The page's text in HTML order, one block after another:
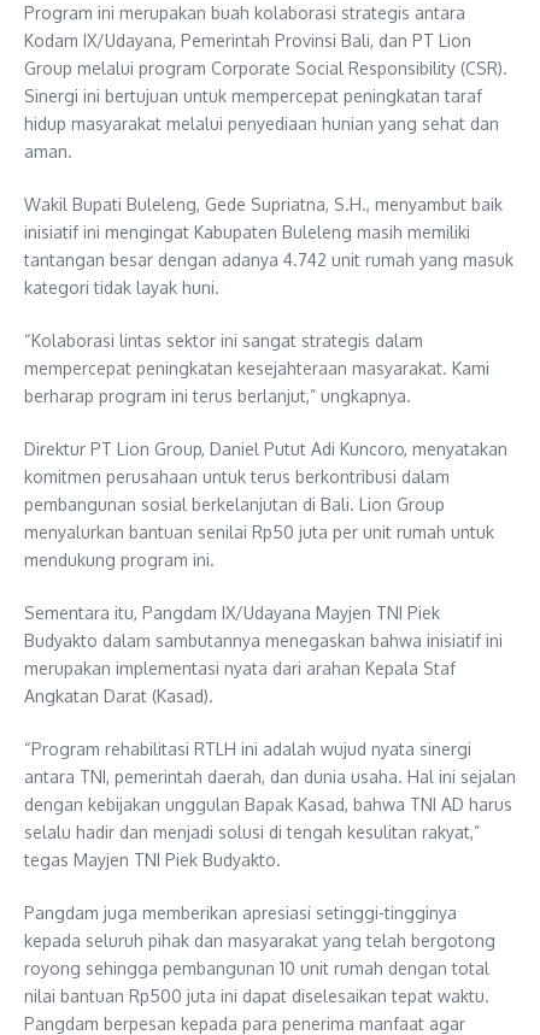
Program ini merupakan buah kolaborasi strategis antara
Kodam IX/Udayana, Pemerintah Provinsi Bali, dan PT Lion
Group melalui program Corporate Social Responsibility (CSR).
Sinergi ini bertujuan untuk mempercepat peningkatan taraf
hidup masyarakat melalui penyediaan hunian yang sehat dan
aman.
Wakil Bupati Buleleng, Gede Supriatna, S.H., menyambut baik
inisiatif ini mengingat Kabupaten Buleleng masih memiliki
tantangan besar dengan adanya 4.742 unit rumah yang masuk
kategori tidak layak huni.
“Kolaborasi lintas sektor ini sangat strategis dalam
mempercepat peningkatan kesejahteraan masyarakat. Kami
berharap program ini terus berlanjut,” ungkapnya.
Direktur PT Lion Group, Daniel Putut Adi Kuncoro, menyatakan
komitmen perusahaan untuk terus berkontribusi dalam
pembangunan sosial berkelanjutan di Bali. Lion Group
menyalurkan bantuan senilai Rp50 juta per unit rumah untuk
mendukung program ini.
Sementara itu, Pangdam IX/Udayana Mayjen TNI Piek
Budyakto dalam sambutannya menegaskan bahwa inisiatif ini
merupakan implementasi nyata dari arahan Kepala Staf
Angkatan Darat (Kasad).
“Program rehabilitasi RTLH ini adalah wujud nyata sinergi
antara TNI, pemerintah daerah, dan dunia usaha. Hal ini sejalan
dengan kebijakan unggulan Bapak Kasad, bahwa TNI AD harus
selalu hadir dan menjadi solusi di tengah kesulitan rakyat,”
tegas Mayjen TNI Piek Budyakto.
Pangdam juga memberikan apresiasi setinggi-tingginya
kepada seluruh pihak dan masyarakat yang telah bergotong
royong sehingga pembangunan 10 unit rumah dengan total
nilai bantuan Rp500 juta ini dapat diselesaikan tepat waktu.
Pangdam berpesan kepada para penerima manfaat agar